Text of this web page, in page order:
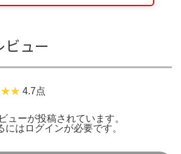
ビュー
4.7点
ューが投稿されています。
には ログインが必要です。